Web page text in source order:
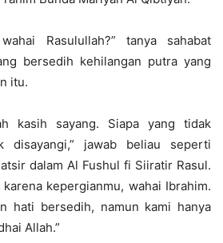
Rasulullah?” tanya sahabat
bersedih kehilangan putra yang
itu.
kasih sayang. Siapa yang tidak
disayangi,” jawab beliau seperti
dalam Al Fushul fi Siiratir Rasul.
kepergianmu, wahai Ibrahim.
hati bersedih, namun kami hanya
Allah.”